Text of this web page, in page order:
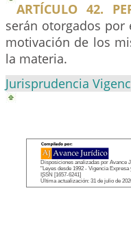
ARTÍCULO 42.
serán otorgados
motivación de los
la materia.
Jurisprudencia
Disposiciones analizadas por Avance
"Leyes desde 1992 - Vigencia
ISSN [1657-6241]
Última actualización: 31 de julio de